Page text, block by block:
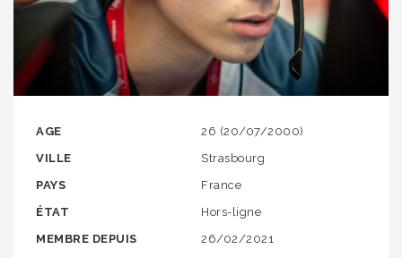
AGE
26 (20/07/2000)
VILLE
Strasbourg
PAYS
France
ÉTAT
Hors-ligne
MEMBRE DEPUIS
26/02/2021